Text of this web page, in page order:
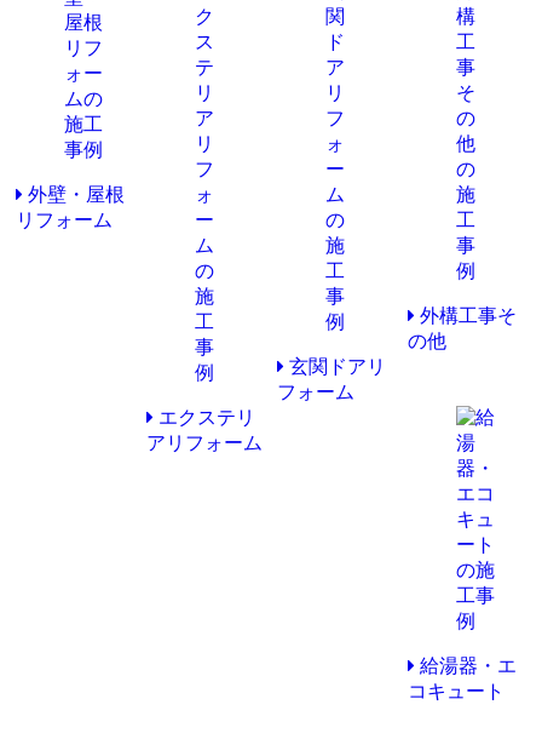
外壁・屋根
リフォーム
エクステリ
アリフォーム
玄関ドアリ
フォーム
外構工事そ
の他
給湯器・エ
コキュート